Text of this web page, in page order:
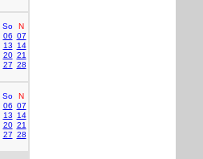
So
N
06 07
13
14
20 21
27 28
So
N
06 07
13
14
20 21
27 28